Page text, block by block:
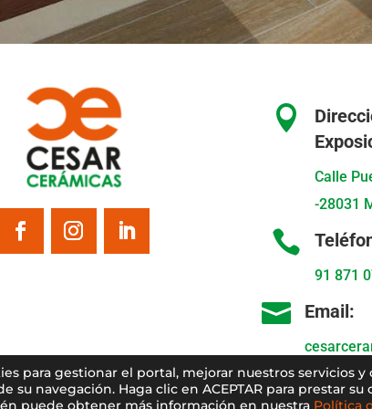

Calle
-28031

91 871
 Email:
para gestionar el portal, mejorar nuestros servicios
su navegación. Haga clic en ACEPTAR para prestar
puede obtener más información en nuestra Política